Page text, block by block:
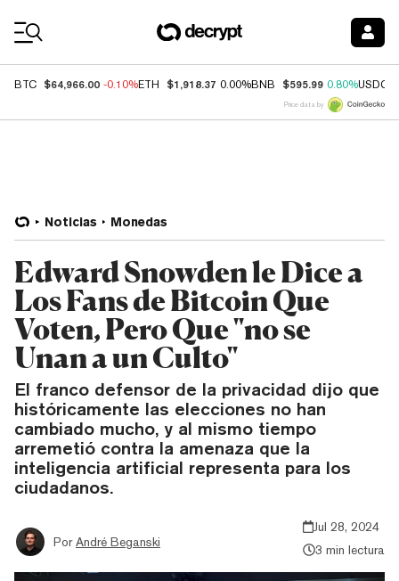
BTC $64,966.00 -0.10%ETH $1,918.37 0.00%BNB $595.99 0.80%USDC
Price data by
Noticias Monedas
Edward Snowden le Dice a
Los Fans de Bitcoin Que
Voten, Pero Que "no se
Unan a un Culto"
El franco defensor de la privacidad dijo que
históricamente las elecciones no han
cambiado mucho, y al mismo tiempo
arremetió contra la amenaza que la
inteligencia artificial representa para los
ciudadanos.
Por André Beganski
Jul 28, 2024
3 min lectura